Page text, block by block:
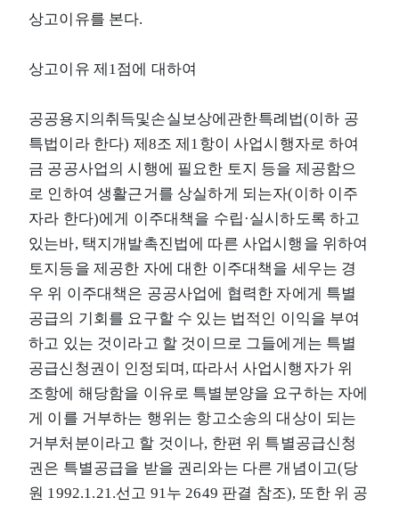
상고이유를 본다.
상고이유 제1점에 대하여
공공용지의취득및손실보상에관한특례법(이하 공
특법이라 한다) 제8조 제1항이 사업시행자로 하여
금 공공사업의 시행에 필요한 토지 등을 제공함으
로 인하여 생활근거를 상실하게 되는자(이하 이주
자라 한다)에게 이주대책을 수립·실시하도록 하고
있는바, 택지개발촉진법에 따른 사업시행을 위하여
토지등을 제공한 자에 대한 이주대책을 세우는 경
우 위 이주대책은 공공사업에 협력한 자에게 특별
공급의 기회를 요구할 수 있는 법적인 이익을 부여
하고 있는 것이라고 할 것이므로 그들에게는 특별
공급신청권이 인정되며, 따라서 사업시행자가 위
조항에 해당함을 이유로 특별분양을 요구하는 자에
게 이를 거부하는 행위는 항고소송의 대상이 되는
거부처분이라고 할 것이나, 한편 위 특별공급신청
권은 특별공급을 받을 권리와는 다른 개념이고(당
원 1992.1.21.선고 91누 2649 판결 참조), 또한 위 공